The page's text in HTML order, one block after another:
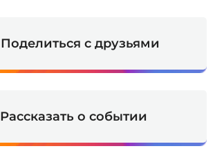
Поделиться с друзьями
Рассказать о событии